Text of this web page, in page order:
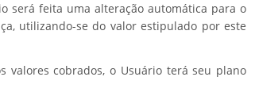
será feita uma alteração automática para o
utilizando-se do valor estipulado por este
valores cobrados, o Usuário terá seu plano